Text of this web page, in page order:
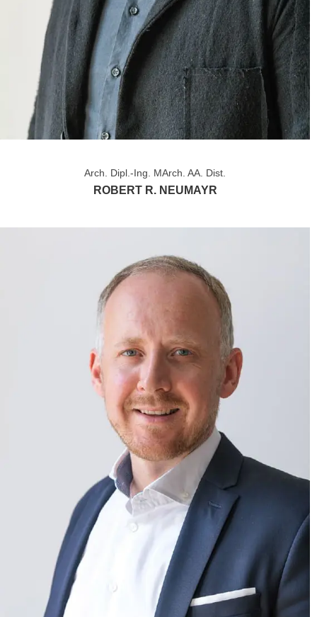
Arch. Dipl.-Ing. MArch. AA. Dist.
ROBERT R. NEUMAYR